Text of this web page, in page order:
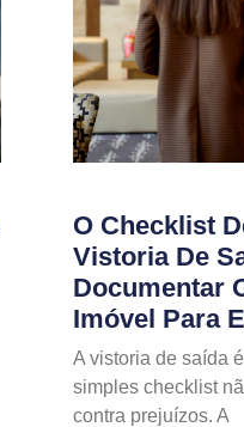
O Checklist
Vistoria De
Documentar
Imóvel Para
A vistoria de saída
simples checklist
contra prejuízos. A